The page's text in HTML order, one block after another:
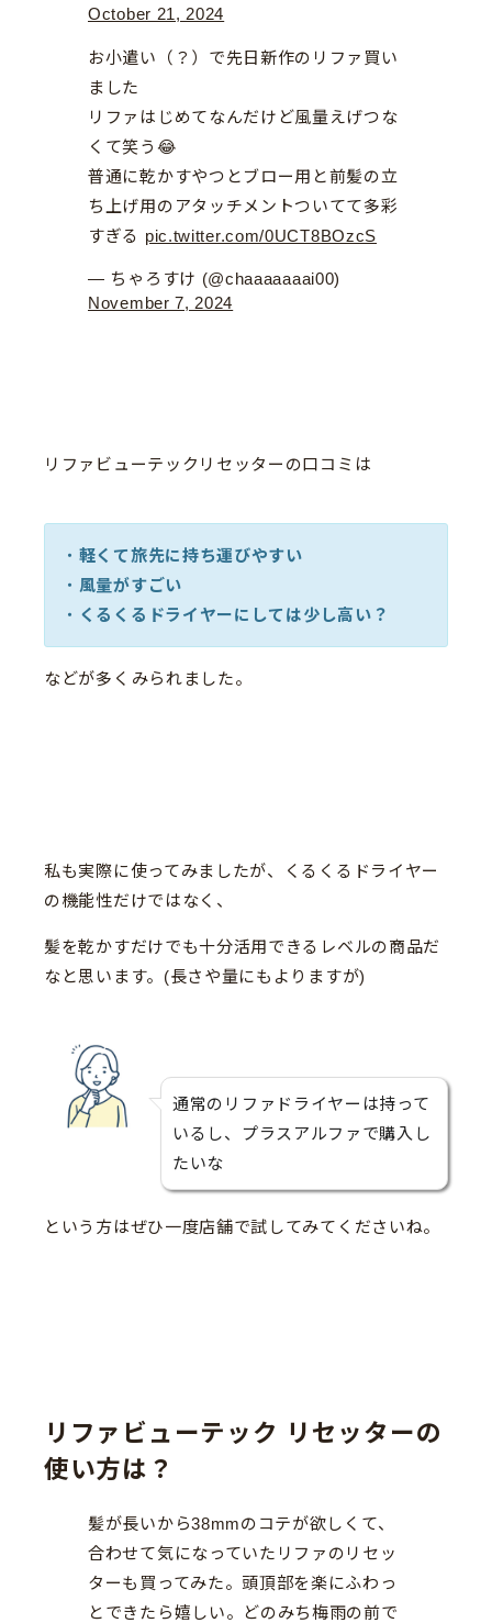
October 21, 2024
お小遣い（？）で先日新作のリファ買い
ました
リファはじめてなんだけど風量えげつな
くて笑う😂
普通に乾かすやつとブロー用と前髪の立
ち上げ用のアタッチメントついてて多彩
すぎる pic.twitter.com/0UCT8BOzcS
— ちゃろすけ (@chaaaaaaai00)
November 7, 2024
リファビューテックリセッターの口コミは
・ 軽くて旅先に持ち運びやすい
・ 風量がすごい
・ くるくるドライヤーにしては少し高い？
などが多くみられました。
私も実際に使ってみましたが、くるくるドライヤー
の機能性だけではなく、
髪を乾かすだけでも十分活用できるレベルの商品だ
なと思います。(長さや量にもよりますが)
通常のリファドライヤーは持って
いるし、プラスアルファで購入し
たいな
という方はぜひ一度店舗で試してみてくださいね。
リファビューテック リセッターの
使い方は？
髪が長いから38mmのコテが欲しくて、
合わせて気になっていたリファのリセッ
ターも買ってみた。頭頂部を楽にふわっ
とできたら嬉しい。どのみち梅雨の前で